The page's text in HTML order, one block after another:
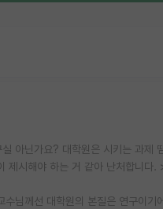
아닌가요? 대학원은 시키는 과
제시해야 하는 거 같아 난처합니다.
님께선 대학원의 본질은 연구이